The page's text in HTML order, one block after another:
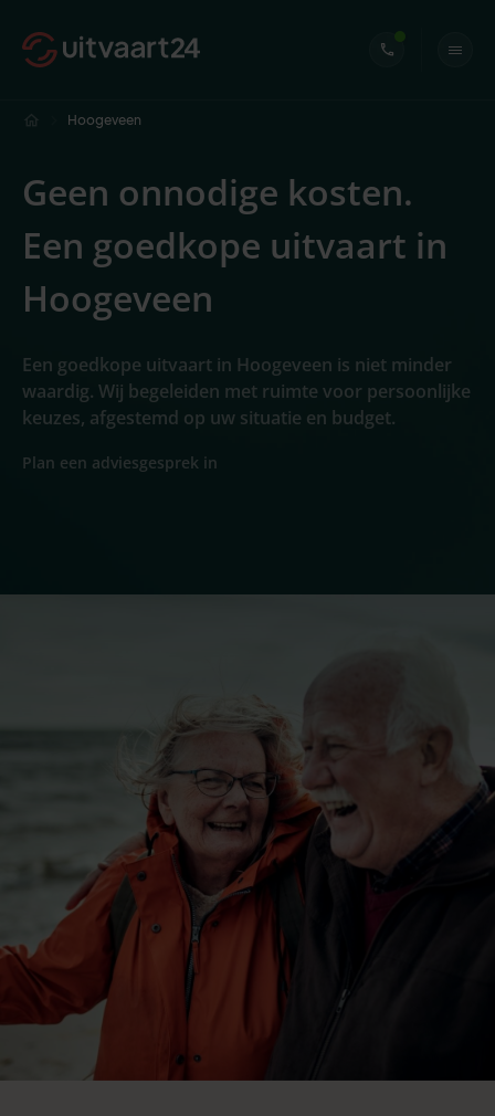
Hoogeveen
Geen onnodige kosten.
Een goedkope uitvaart in
Hoogeveen
Een goedkope uitvaart in Hoogeveen is niet minder
waardig. Wij begeleiden met ruimte voor persoonlijke
keuzes, afgestemd op uw situatie en budget.
Plan een adviesgesprek in